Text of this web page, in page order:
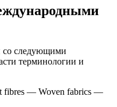
со следующими
терминологии и
fibres — Woven fabrics —